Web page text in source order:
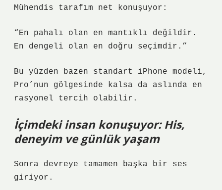
Mühendis tarafım net konuşuyor:
“En pahalı olan en mantıklı değildir.
En dengeli olan en doğru seçimdir.”
Bu yüzden bazen standart iPhone modeli,
Pro’nun gölgesinde kalsa da aslında en
rasyonel tercih olabilir.
İçimdeki insan konuşuyor: His,
deneyim ve günlük yaşam
Sonra devreye tamamen başka bir ses
giriyor.